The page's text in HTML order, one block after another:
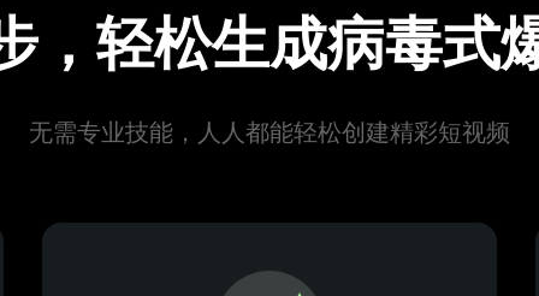
，轻松生成病毒式
无需专业技能，人人都能轻松创建精彩短视频